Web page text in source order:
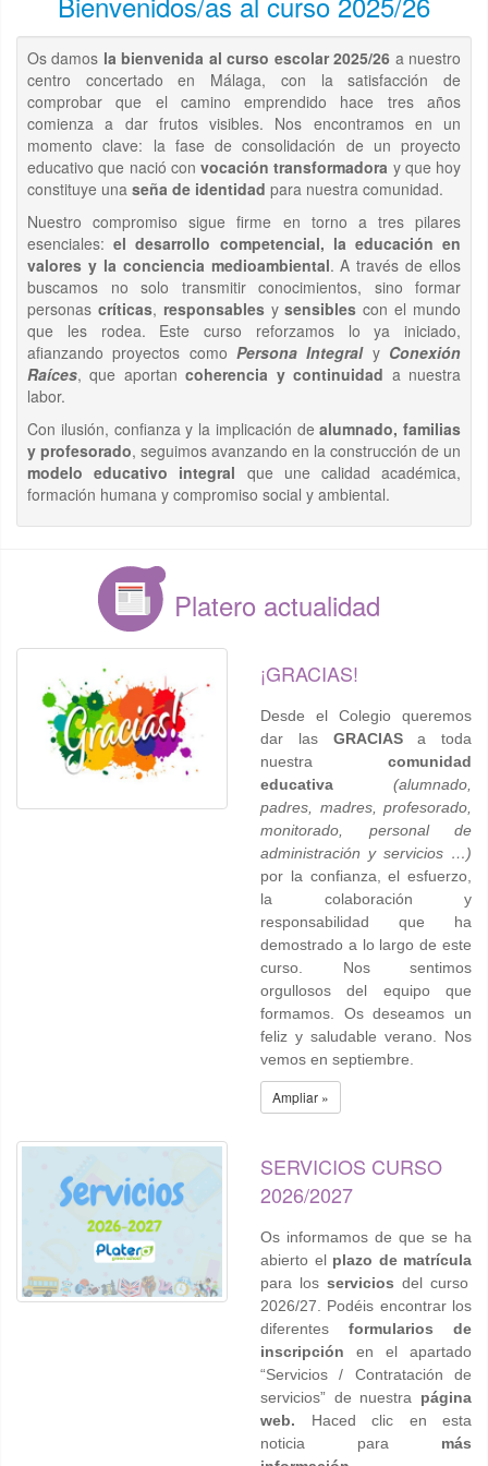
Os damos la bienvenida al curso escolar 2025/26 a nuestro
centro concertado en Málaga, con la satisfacción de
comprobar que el camino emprendido hace tres años
comienza a dar frutos visibles. Nos encontramos en un
momento clave: la fase de consolidación de un proyecto
educativo que nació con vocación transformadora y que hoy
constituye una seña de identidad para nuestra comunidad.
Nuestro compromiso sigue firme en torno a tres pilares
esenciales:el desarrollo competencial, la educación en
valores y la conciencia medioambiental. A través de ellos
buscamos no solo transmitir conocimientos, sino formar
personas críticas, responsablesysensibles con el mundo
que les rodea. Este curso reforzamos lo ya iniciado,
afianzando proyectos como Persona Integraly Conexión
Raíces, que aportancoherencia y continuidad a nuestra
labor.
Con ilusión, confianza y la implicación dealumnado, familias
y profesorado, seguimos avanzando en la construcción de un
modelo educativo integral que une calidad académica,
formación humana y compromiso social y ambiental.
Platero actualidad
¡GRACIAS!
Desde el Colegio queremos
dar las GRACIASa toda
nuestra comunidad
educativa
(alumnado,
padres, madres, profesorado,
monitorado, personal de
administración y servicios …)
por la confianza, el esfuerzo,
la colaboración y
responsabilidad que ha
demostrado a lo largo de este
curso. Nos sentimos
orgullosos del equipo que
formamos. Os deseamos un
feliz y saludable verano. Nos
vemos en septiembre.
Ampliar »
SERVICIOS CURSO
2026/2027
Os informamos de que se ha
abierto el plazo de matrícula
para los servicios del curso
2026/27. Podéis encontrar los
diferentes formularios de
inscripción en el apartado
“Servicios / Contratación de
servicios” de nuestra página
web. Haced clic en esta
noticia para más